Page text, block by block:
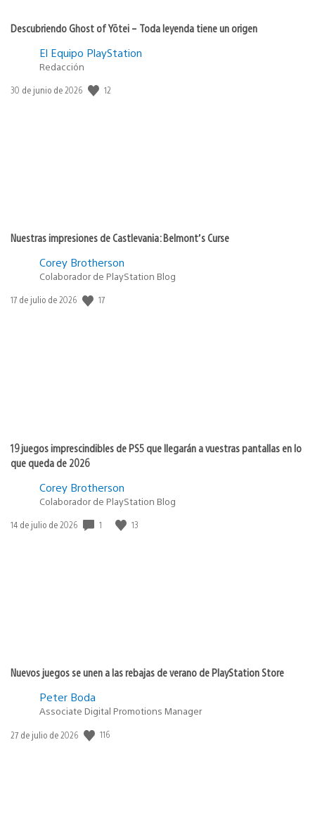
Descubriendo Ghost of Yōtei – Toda leyenda tiene un origen
El Equipo PlayStation
Redacción
Fecha
30 de junio de 2026 12
Nuestras impresiones de Castlevania: Belmont’s Curse
Corey Brotherson
Colaborador de PlayStation Blog
Fecha
17 de julio de 2026 17
19 juegos imprescindibles de PS5 que llegarán a vuestras pantallas en lo
que queda de 2026
Corey Brotherson
Colaborador de PlayStation Blog
Fecha
14 de julio de 2026 1 13
Nuevos juegos se unen a las rebajas de verano de PlayStation Store
Peter Boda
Associate Digital Promotions Manager
Fecha
27 de julio de 2026 116